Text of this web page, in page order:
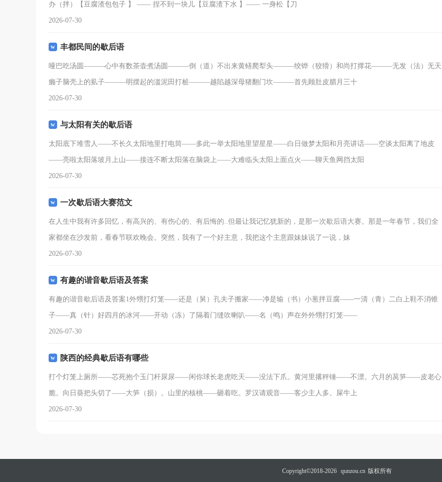
办（拌）【豆腐渣包包子 】 —— 捏不到一块儿【豆腐渣下水 】—— 一身松【刀
2026-07-30
丰都民间的歇后语
哑巴吃汤圆―――心中有数茶壶煮汤圆―――倒（道）不出来黄鳝爬犁头―――绞铧（狡猾）和尚打撑花―――无发（法）无天
癞子脑壳上的虱子―――明摆起的滥泥田打桩―――越陷越深母猪翻门坎―――首先顾肚皮腊月三十
2026-07-30
与太阳有关的歇后语
太阳底下堆雪人——不长久太阳地里打电筒——多此一举太阳地里望星星——白日做梦太阳和月亮讲话——空谈太阳离了地皮
——亮啦太阳落坡月上山——接连不断太阳落在脑袋上——大难临头太阳上面点火——聊天鱼网挡太阳
2026-07-30
一次歇后语大赛范文
在人生中我有许多回忆，有高兴的、有伤心的、有后悔的..但最让我记忆犹新的，是那一次歇后语大赛。那是一年春节，我们全
家都坐在沙发前，看春节联欢晚会。突然，我有了一个好主意，我把这个主意跟妹妹说了一说，妹
2026-07-30
有趣的谐音歇后语及答案
有趣的谐音歇后语及答案1外甥打灯笼——还是（舅）孔夫子搬家——净是输（书）小葱拌豆腐——一清（青）二白上鞋不消锥
子——真（针）好四月的冰河——开动（冻）了隔着门缝吹喇叭——名（鸣）声在外外甥打灯笼——
2026-07-30
陕西的经典歇后语有哪些
打个灯笼上厕所——芯死抱个玉门杆尿尿——闲你球长老虎吃天——没法下爪。黄河里撂秤锤——不漂。六月的莴笋——皮老心
脆。向日葵把头切了——大笋（损）。山里的核桃——砸着吃。罗汉请观音——客少主人多。屎牛上
2026-07-30
Copyright©2018-2026 qunzou.cn 版权所有